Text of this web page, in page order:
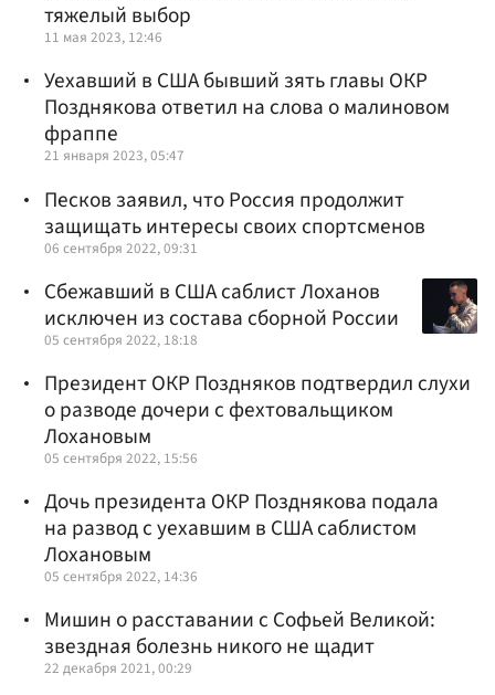
тяжелый выбор
11 мая 2023, 12:46
Уехавший в США бывший зять главы ОКР
Позднякова ответил на слова о малиновом
фраппе
21 января 2023, 05:47
Песков заявил, что Россия продолжит
защищать интересы своих спортсменов
06 сентября 2022, 09:31
Сбежавший в США саблист Лоханов
исключен из состава сборной России
05 сентября 2022, 18:18
Президент ОКР Поздняков подтвердил слухи
о разводе дочери с фехтовальщиком
Лохановым
05 сентября 2022, 15:56
Дочь президента ОКР Позднякова подала
на развод с уехавшим в США саблистом
Лохановым
05 сентября 2022, 14:36
Мишин о расставании с Софьей Великой:
звездная болезнь никого не щадит
22 декабря 2021, 00:29